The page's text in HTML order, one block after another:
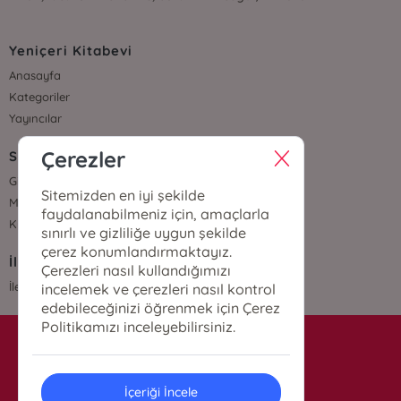
Yeniçeri Kitabevi
Anasayfa
Kategoriler
Yayıncılar
Sözleşmeler
Gizlilik Sözleşmesi
Mesafeli Satış Sözleşmesi
Kullanıcı Sözleşmesi
İletişim
İletişim
info@yenicerikitabevi.com
Çerezler
Sitemizden en iyi şekilde
faydalanabilmeniz için, amaçlarla
sınırlı ve gizliliğe uygun şekilde
çerez konumlandırmaktayız.
Çerezleri nasıl kullandığımızı
incelemek ve çerezleri nasıl kontrol
edebileceğinizi öğrenmek için Çerez
Politikamızı inceleyebilirsiniz.
İçeriği İncele